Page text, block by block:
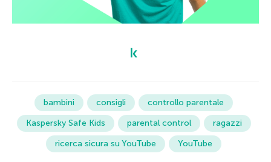
bambini consigli
controllo parentale
Kaspersky Safe Kids
parental control
ragazzi
ricerca sicura su YouTube
YouTube